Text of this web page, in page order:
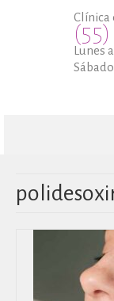
Clínica
Lunes